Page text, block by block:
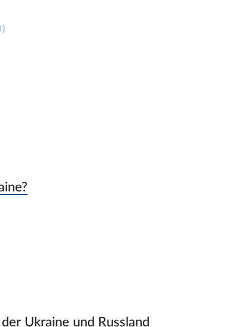
Ukraine und Russland